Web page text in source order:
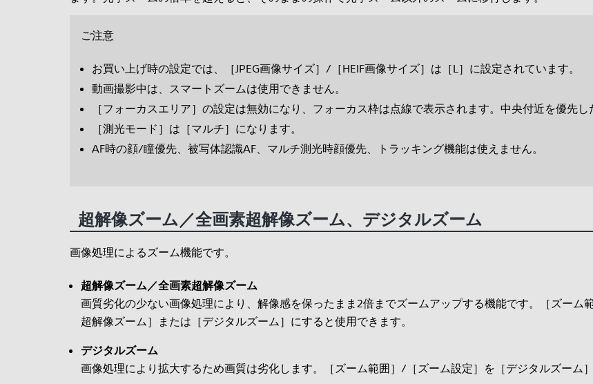
ご注意
お買い上げ時の設定では、［JPEG画像サイズ］/［HEIF画像サイズ］は［L］に設定されています。
動画撮影中は、スマートズームは使用できません。
［フォーカスエリア］の設定は無効になり、フォーカス枠は点線で表示されます。中央付近を優先し
［測光モード］は［マルチ］になります。
AF時の顔/瞳優先、被写体認識AF、マルチ測光時顔優先、トラッキング機能は使えません。
超解像ズーム／全画素超解像ズーム、デジタルズーム
画像処理によるズーム機能です。
超解像ズーム／全画素超解像ズーム
画質劣化の少ない画像処理により、解像感を保ったまま2倍までズームアップする機能です。［ズー
超解像ズーム］または［デジタルズーム］にすると使用できます。
デジタルズーム
画像処理により拡大するため画質は劣化します。［ズーム範囲］/［ズーム設定］を［デジタルズーム